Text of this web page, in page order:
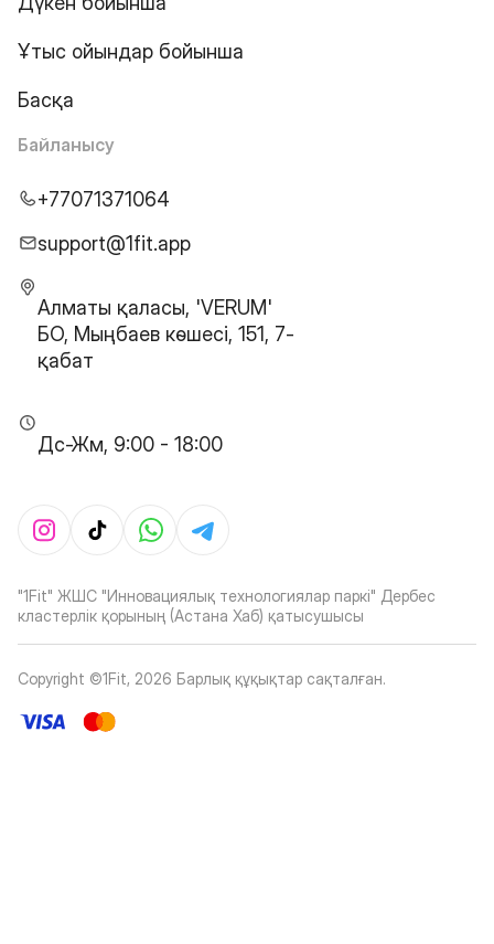
Ұтыс ойындар бойынша
Басқа
Байланысу
+77071371064
support@1fit.app
Алматы қаласы, 'VERUM'
БО, Мыңбаев көшесі, 151, 7-
қабат
Дс-Жм, 9:00 - 18:00
"1Fit" ЖШС "Инновациялық технологиялар паркі" Дербес
кластерлік қорының (Астана Хаб) қатысушысы
Copyright ©1Fit, 2026 Барлық құқықтар сақталған.